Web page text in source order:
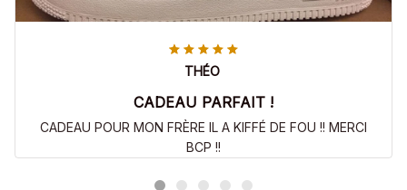
THÉO
CADEAU PARFAIT !
CADEAU POUR MON FRÈRE IL A KIFFÉ DE FOU !! MERCI
BCP !!